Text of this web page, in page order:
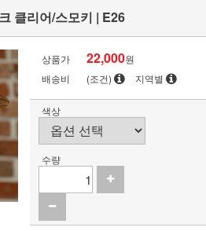
클리어/스모키 | E26
상품가 22,000원
배송비
(조건) 지역별
색상
수량